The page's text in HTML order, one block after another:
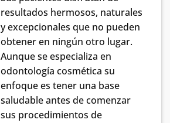
resultados hermosos, naturales
y excepcionales que no pueden
obtener en ningún otro lugar.
Aunque se especializa en
odontología cosmética su
enfoque es tener una base
saludable antes de comenzar
sus procedimientos de